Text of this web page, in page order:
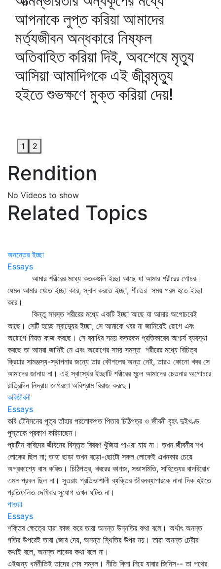
আপনাকে লুপ্ত করিয়া আমাদের
মর্ত্যজীবন অন্ধকারে নিষ্ফল
অতিবাহিত করিয়া দিই, অবশেষে মৃত্যু
আসিয়া আমাদিগকে এই জীবন্মৃত্যু
হইতে শুভক্ষণে মুক্ত করিয়া দেয়!
1 2
Rendition
No Videos to show
Related Topics
অনন্তের ইচ্ছা
Essays
আমার শরীরের মধ্যে কতকগুলি ইচ্ছা আছে যা আমার শরীরের গোচর।
যেমন আমার খেতে ইচ্ছা করে, স্নান করতে ইচ্ছা, শীতের সময় গরম হতে ইচ্ছা
করে।
কিন্তু সমস্ত শরীরের মধ্যে একটি ইচ্ছা আছে যা আমার অগোচরেই
আছে। সেটি হচ্ছে স্বাস্থ্যের ইচ্ছা, সে আমাকে খবর না জানিয়েই রোগে এবং
অরোগে নিয়ত কাজ করছে। সে ব্যাধির সময় কতরকম প্রতিকারের আশ্চর্য ব্যবস্থা
করছে তা আমরা জানিই নে এবং অরোগের সময় সমস্ত শরীরের মধ্যে বিচিত্র
ক্রিয়ার সামঞ্জস্য-স্থাপনার জন্যে তার কৌশলের অন্ত নেই, তারও কোনো খবর সে
আমাদের জানায় না। এই স্বাস্থের ইচ্ছাটি শরীরের মূলে আমাদের চেতনার অগোচরে
রাত্রিদিন নিদ্রায় জাগরণে অবিশ্রাম বিরাজ করছে।
কবিজীবনী
Essays
কবি টেনিসনের পুত্র তাঁহার পরলোকগত পিতার চিঠিপত্র ও জীবনী বৃহৎ দুইখণ্ড
পুস্তকে প্রকাশ করিয়াছেন।
প্রাচীন কবিদের জীবনের বিস্তৃত বিবরণ খুঁজিয়া পাওয়া যায় না। তখন জীবনীর শখ
লোকের ছিল না; তাহা ছাড়া তখন বড়ো-ছোটো সকল লোকেই এখনকার চেয়ে
অপ্রকাশ্যে বাস করিত। চিঠিপত্র, খবরের কাগজ, সভাসমিতি, সাহিত্যের বাদবিরোধ
এমন প্রবল ছিল না। সুতরাং প্রতিভাশালী ব্যক্তির জীবনব্যাপারকে নানা দিক হইতে
প্রতিফলিত দেখিবার সুযোগ তখন ঘটিত না।
পাওয়া
Essays
শক্তির ক্ষেত্রে যারা কাজ করে তারা অনন্ত উন্নতির কথা বলে। অর্থাৎ অনন্ত
গতির উপরেই তারা জোর দেয়, অনন্ত স্থিতির উপর নয়। তারা অনন্ত চেষ্টার
কথাই বলে, অনন্ত লাভের কথা বলে না।
এইজন্য ধর্মনীতিই তাদের শেষ সম্বল। নীতি কিনা নিয়ে যাবার জিনিস-- তা পথের